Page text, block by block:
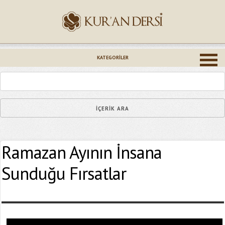
KATEGORILER
Ramazan Ayının İnsana
Sunduğu Fırsatlar
Epostanız (*)
Yaşadığınız Hatanın Ayrıntıları